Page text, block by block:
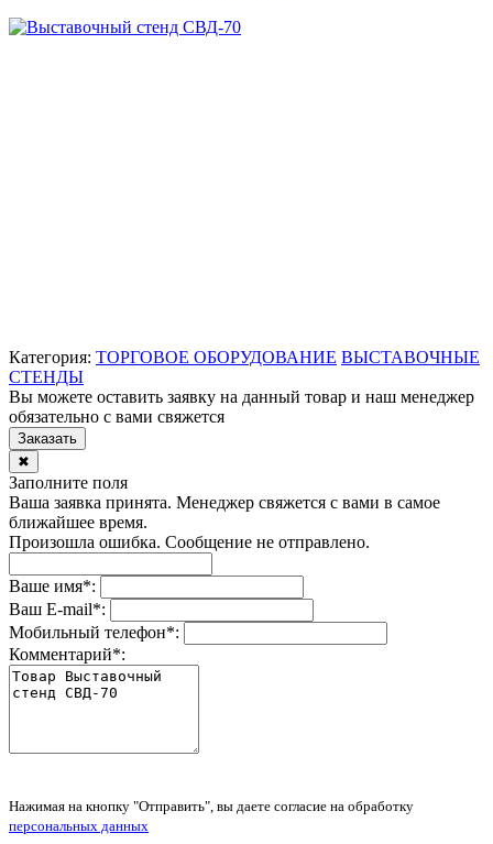
Категория: ТОРГОВОЕ ОБОРУДОВАНИЕ ВЫСТАВОЧНЫЕ
СТЕНДЫ
Вы можете оставить заявку на данный товар и наш менеджер
обязательно с вами свяжется
Заказать
✖
Заполните поля
Ваша заявка принята. Менеджер свяжется с вами в самое
ближайшее время.
Произошла ошибка. Сообщение не отправлено.
Ваше имя*:
Ваш E-mail*:
Мобильный телефон*:
Комментарий*:
Нажимая на кнопку "Отправить", вы даете согласие на обработку
персональных данных